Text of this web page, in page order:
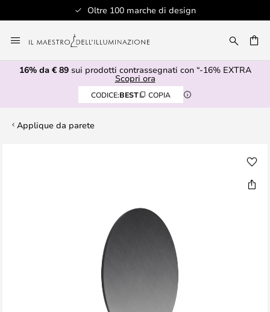
Oltre 100 marche di design
al
contenuto
16% da € 89sui prodotti contrassegnati con “-16% EXTRA
Scopri ora
CODICE:BEST COPIA
Applique da parete